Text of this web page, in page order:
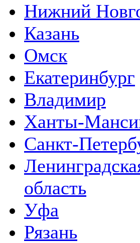
Нижний
Казань
Омск
Екатеринбург
Владимир
Ханты-
Санкт-
область
Уфа
Рязань